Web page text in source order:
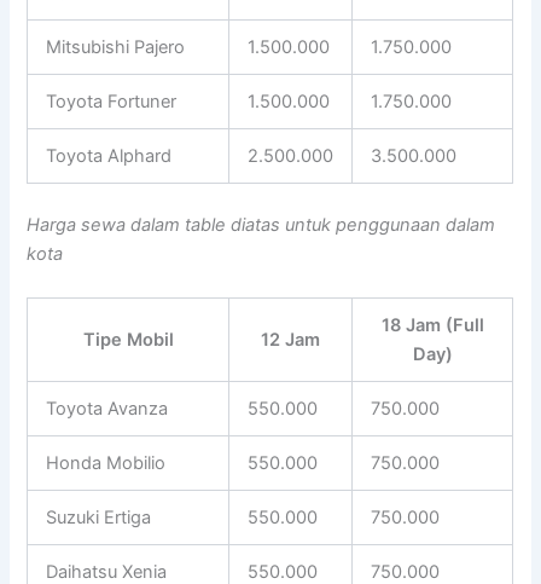
Mitsubishi Pajero 1.500.000 1.750.000
Toyota Fortuner 1.500.000 1.750.000
Toyota Alphard 2.500.000 3.500.000
Harga sewa dalam table diatas untuk penggunaan dalam
kota
Tipe Mobil 12 Jam
18 Jam (Full
Day)
Toyota Avanza 550.000 750.000
Honda Mobilio 550.000 750.000
Suzuki Ertiga 550.000 750.000
Daihatsu Xenia 550.000 750.000